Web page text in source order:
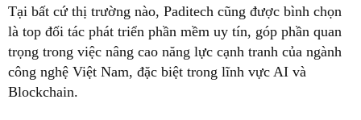
Tại bất cứ thị trường nào, Paditech cũng được bình chọn
là top đối tác phát triển phần mềm uy tín, góp phần quan
trọng trong việc nâng cao năng lực cạnh tranh của ngành
công nghệ Việt Nam, đặc biệt trong lĩnh vực AI và
Blockchain.